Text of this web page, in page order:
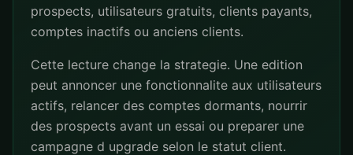
prospects, utilisateurs gratuits, clients payants,
comptes inactifs ou anciens clients.
Cette lecture change la strategie. Une edition
peut annoncer une fonctionnalite aux utilisateurs
actifs, relancer des comptes dormants, nourrir
des prospects avant un essai ou preparer une
campagne d upgrade selon le statut client.